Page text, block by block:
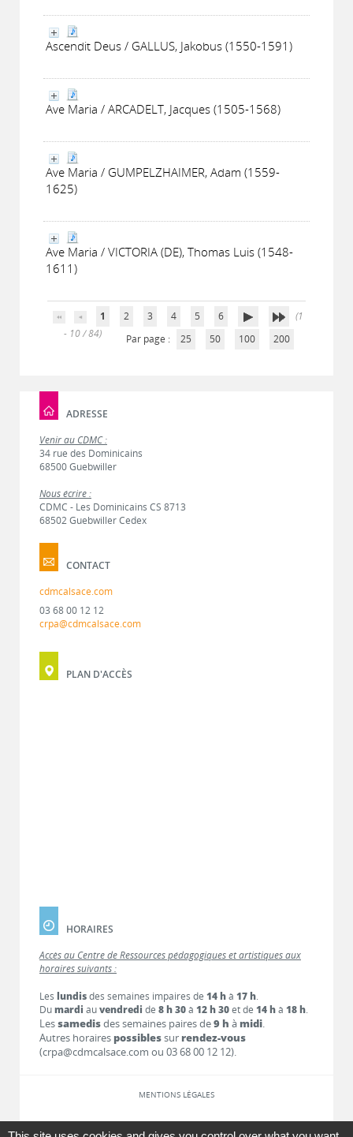
Ascendit Deus / GALLUS, Jakobus (1550-1591)
Ave Maria / ARCADELT, Jacques (1505-1568)
Ave Maria / GUMPELZHAIMER, Adam (1559-
1625)
Ave Maria / VICTORIA (DE), Thomas Luis (1548-
1611)
1 2 3 4 5 6
(1
- 10 / 84)
Par page : 25 50 100 200
ADRESSE
Venir au CDMC :
34 rue des Dominicains
68500 Guebwiller
Nous écrire :
CDMC - Les Dominicains CS 8713
68502 Guebwiller Cedex
CONTACT
cdmcalsace.com
03 68 00 12 12
crpa@cdmcalsace.com
PLAN D'ACCÈS
HORAIRES
Accès au Centre de Ressources pédagogiques et artistiques aux
horaires suivants :
Les lundisdes semaines impaires de 14 hà 17 h.
Dumardi auvendredi de 8 h 30à 12 h 30et de 14 hà 18 h.
Lessamedisdes semaines paires de9 h à midi.
Autres horaires possiblessur rendez-vous
(crpa@cdmcalsace.com ou 03 68 00 12 12).
MENTIONS LÉGALES
LIENS